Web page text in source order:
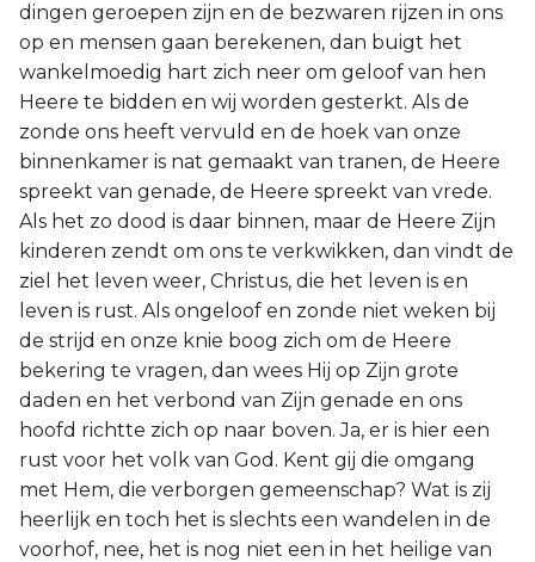
dingen geroepen zijn en de bezwaren rijzen in ons
op en mensen gaan berekenen, dan buigt het
wankelmoedig hart zich neer om geloof van hen
Heere te bidden en wij worden gesterkt. Als de
zonde ons heeft vervuld en de hoek van onze
binnenkamer is nat gemaakt van tranen, de Heere
spreekt van genade, de Heere spreekt van vrede.
Als het zo dood is daar binnen, maar de Heere Zijn
kinderen zendt om ons te verkwikken, dan vindt de
ziel het leven weer, Christus, die het leven is en
leven is rust. Als ongeloof en zonde niet weken bij
de strijd en onze knie boog zich om de Heere
bekering te vragen, dan wees Hij op Zijn grote
daden en het verbond van Zijn genade en ons
hoofd richtte zich op naar boven. Ja, er is hier een
rust voor het volk van God. Kent gij die omgang
met Hem, die verborgen gemeenschap? Wat is zij
heerlijk en toch het is slechts een wandelen in de
voorhof, nee, het is nog niet een in het heilige van